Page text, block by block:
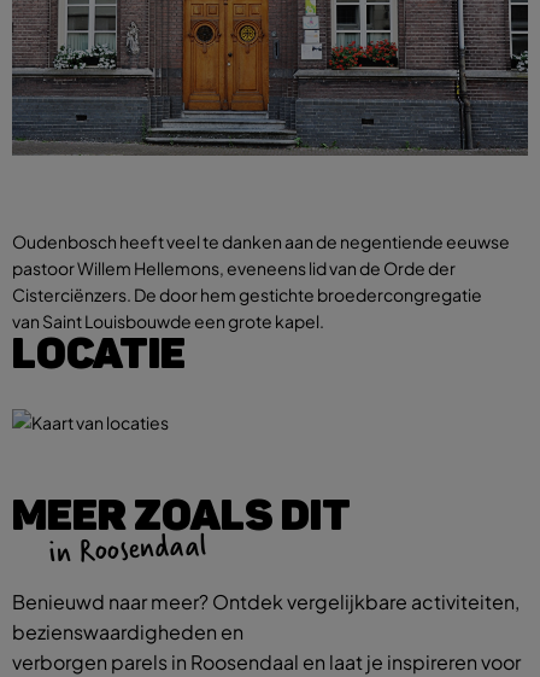
Oudenbosch heeft veel te danken aan de negentiende eeuwse
pastoor Willem Hellemons, eveneens lid van de Orde der
Cisterciënzers. De door hem gestichte broedercongregatie
van Saint Louisbouwde een grote kapel.
LOCATIE
MEER ZOALS DIT
in Roosendaal
Benieuwd naar meer? Ontdek vergelijkbare activiteiten,
bezienswaardigheden en
verborgen parels in Roosendaal en laat je inspireren voor